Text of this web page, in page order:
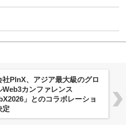
社PlnX、アジア最大級のグロ
Web3カンファレンス
」とのコラボレーショ
定